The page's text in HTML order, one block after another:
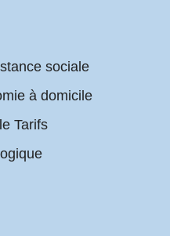
sociale
à domicile
Tarifs